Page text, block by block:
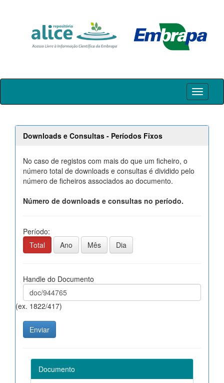
Skip
Downloads e Consultas - Períodos Fixos
No caso de registos com mais do que um ficheiro, o
número total de downloads e consultas é dividido pelo
número de ficheiros associados ao documento.
Número de downloads e consultas no período.
Período:
Total
Ano Mês Dia
Handle do Documento
(ex. 1822/417)
Documento